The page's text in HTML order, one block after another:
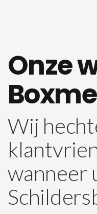
Onze
Wij
wanneer